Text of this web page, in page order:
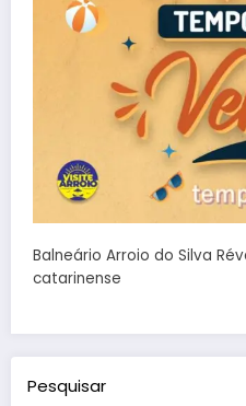
Balneário Arroio do Silva
catarinense
Pesquisar